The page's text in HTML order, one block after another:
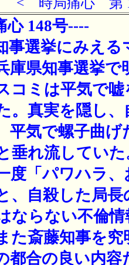
心 148号----
事選挙にみえ
庫県知事選挙
コミは平気で
。真実を隠し
平気で螺子曲
垂れ流していた
度「パワハラ
、自殺した局
ならない不倫
た斎藤知事を究
都合の良い内